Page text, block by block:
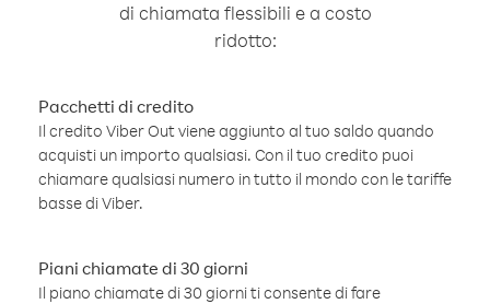
di chiamata flessibili e a costo
ridotto:
Pacchetti di credito
Il credito Viber Out viene aggiunto al tuo saldo quando
acquisti un importo qualsiasi. Con il tuo credito puoi
chiamare qualsiasi numero in tutto il mondo con le tariffe
basse di Viber.
Piani chiamate di 30 giorni
Il piano chiamate di 30 giorni ti consente di fare